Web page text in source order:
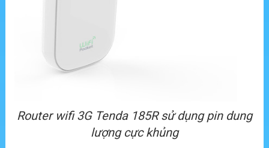
Router wifi 3G Tenda 185R sử dụng pin dung
lượng cực khủng